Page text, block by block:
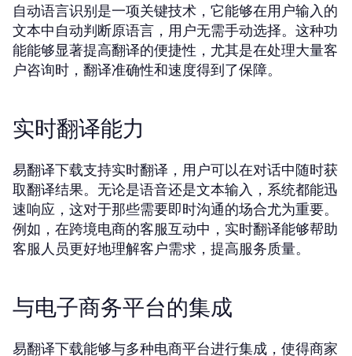
自动语言识别是一项关键技术，它能够在用户输入的
文本中自动判断原语言，用户无需手动选择。这种功
能能够显著提高翻译的便捷性，尤其是在处理大量客
户咨询时，翻译准确性和速度得到了保障。
实时翻译能力
易翻译下载支持实时翻译，用户可以在对话中随时获
取翻译结果。无论是语音还是文本输入，系统都能迅
速响应，这对于那些需要即时沟通的场合尤为重要。
例如，在跨境电商的客服互动中，实时翻译能够帮助
客服人员更好地理解客户需求，提高服务质量。
与电子商务平台的集成
易翻译下载能够与多种电商平台进行集成，使得商家